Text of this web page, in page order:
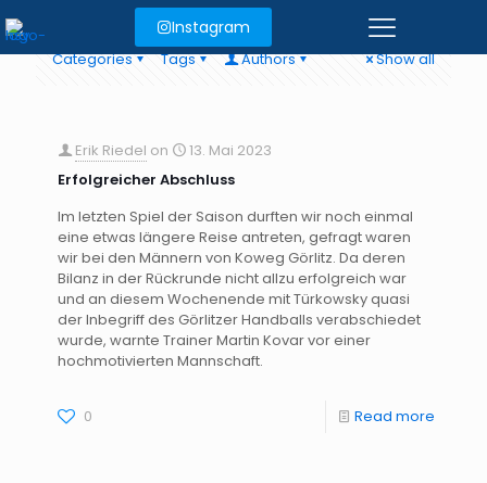
Instagram
Categories Tags Authors Show all
Erik Riedel on
13. Mai 2023
Erfolgreicher Abschluss
Im letzten Spiel der Saison durften wir noch einmal
eine etwas längere Reise antreten, gefragt waren
wir bei den Männern von Koweg Görlitz. Da deren
Bilanz in der Rückrunde nicht allzu erfolgreich war
und an diesem Wochenende mit Türkowsky quasi
der Inbegriff des Görlitzer Handballs verabschiedet
wurde, warnte Trainer Martin Kovar vor einer
hochmotivierten Mannschaft.
0 Read more